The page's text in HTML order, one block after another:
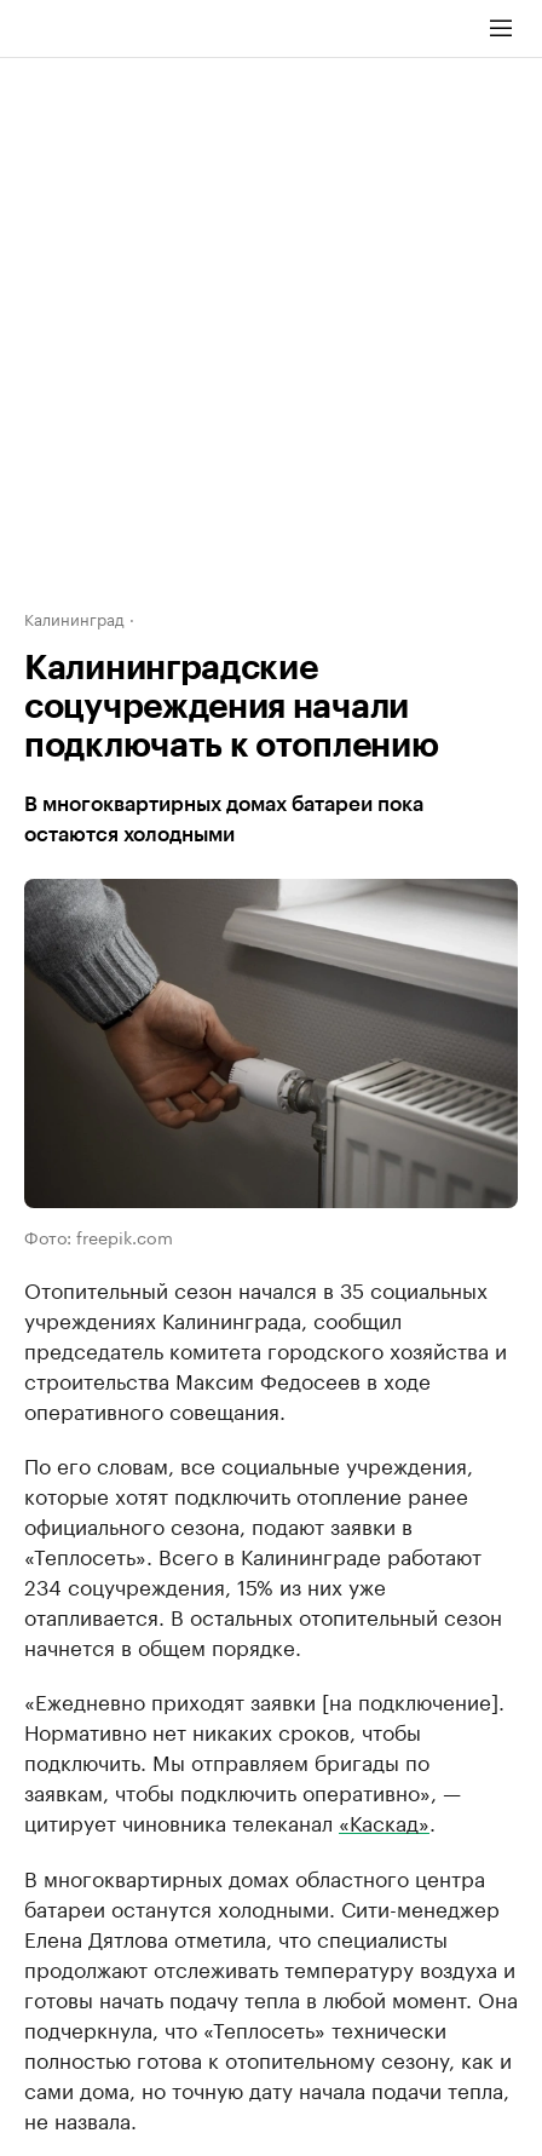
Калининград
Калининградские
соцучреждения начали
подключать к отоплению
В многоквартирных домах батареи пока
остаются холодными
Фото: freepik.com
Отопительный сезон начался в 35 социальных
учреждениях Калининграда, сообщил
председатель комитета городского хозяйства и
строительства Максим Федосеев в ходе
оперативного совещания.
По его словам, все социальные учреждения,
которые хотят подключить отопление ранее
официального сезона, подают заявки в
«Теплосеть». Всего в Калининграде работают
234 соцучреждения, 15% из них уже
отапливается. В остальных отопительный сезон
начнется в общем порядке.
«Ежедневно приходят заявки [на подключение].
Нормативно нет никаких сроков, чтобы
подключить. Мы отправляем бригады по
заявкам, чтобы подключить оперативно», —
цитирует чиновника телеканал «Каскад»
В многоквартирных домах областного центра
батареи останутся холодными. Сити-менеджер
Елена Дятлова отметила, что специалисты
продолжают отслеживать температуру воздуха и
готовы начать подачу тепла в любой момент. Она
подчеркнула, что «Теплосеть» технически
полностью готова к отопительному сезону, как и
сами дома, но точную дату начала подачи тепла,
не назвала.